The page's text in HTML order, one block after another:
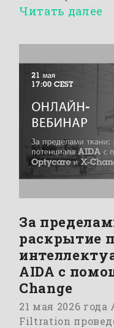
Читать далее
За
раскрытие
AIDA с
Change
21 мая 2026
Filtration